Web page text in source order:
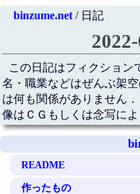
binzume.net/ 日記
この日記はフィクション
名・職業などはぜんぶ架
は何も関係がありません
像はＣＧもしくは念写によ
README
作ったもの